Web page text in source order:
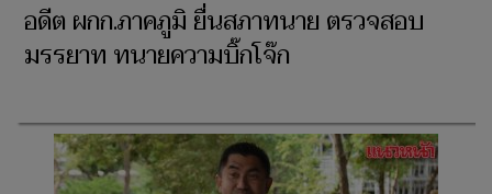
อดีต ผกก.ภาคภูมิ ยื่นสภาทนาย ตรวจสอบ
มรรยาท ทนายความบิ๊กโจ๊ก